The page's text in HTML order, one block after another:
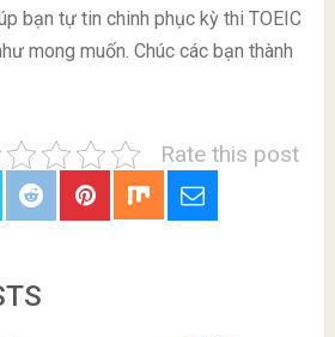
bạn tự tin chinh phục kỳ thi TOEIC
mong muốn. Chúc các bạn thành
Rate this post